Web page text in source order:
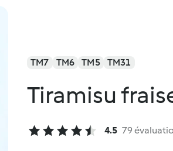
TM7 TM6 TM5 TM31
Tiramisu
4.5 79